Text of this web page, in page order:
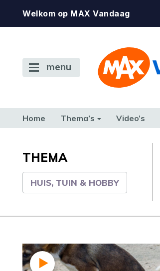
Welkom op MAX Vandaag
menu
Home Thema’s Video’s
TERUG NAAR TOEN
THEMA
HUIS, TUIN & HOBBY